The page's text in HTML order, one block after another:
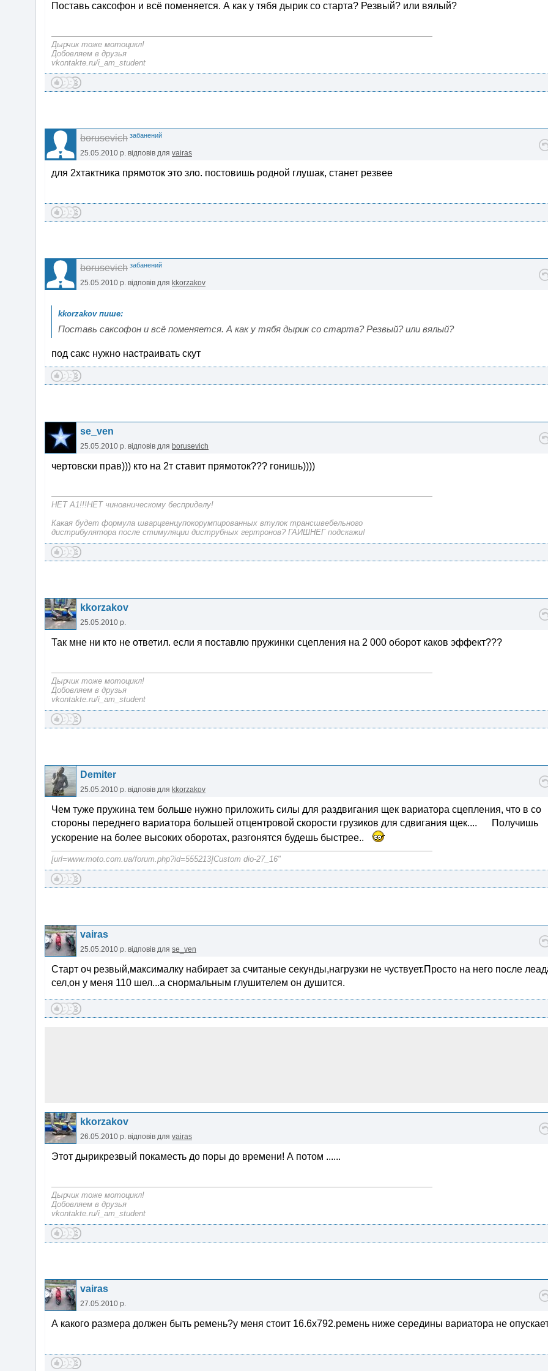
Поставь саксофон и всё поменяется. А как у тябя дырик со старта? Резвый? или вялый?
Дырчик тоже мотоцикл!
Добовляем в друзья
vkontakte.ru/i_am_student
borusevich забанений
25.05.2010 р. відповів для vairas
для 2хтактника прямоток это зло. постовишь родной глушак, станет резвее
borusevich забанений
25.05.2010 р. відповів для kkorzakov
Поставь саксофон и всё поменяется. А как у тябя дырик со старта? Резвый? или вялый?
под сакс нужно настраивать скут
se_ven
25.05.2010 р. відповів для borusevich
чертовски прав))) кто на 2т ставит прямоток??? гонишь))))
НЕТ А1!!!НЕТ чиновническому бесприделу!
Какая будет формула шварцгенцупокорумпированных втулок трансшвебельного
дистрибулятора после стимуляции диструбных гертронов? ГАИШНЕГ подскажи!
kkorzakov
25.05.2010 р.
Так мне ни кто не ответил. если я поставлю пружинки сцепления на 2 000 оборот каков эффект???
Дырчик тоже мотоцикл!
Добовляем в друзья
vkontakte.ru/i_am_student
Demiter
25.05.2010 р. відповів для kkorzakov
Чем туже пружина тем больше нужно приложить силы для раздвигания щек вариатора сцепления, что в со
стороны переднего вариатора большей отцентровой скорости грузиков для сдвигания щек.... Получишь
ускорение на более высоких оборотах, разгонятся будешь быстрее..
[url=www.moto.com.ua/forum.php?id=555213]Custom dio-27_16"
vairas
25.05.2010 р. відповів для se_ven
Старт оч резвый,максималку набирает за считаные секунды,нагрузки не чуствует.Просто на него после
сел,он у меня 110 шел...а снормальным глушителем он душится.
kkorzakov
26.05.2010 р. відповів для vairas
Этот дырикрезвый покаместь до поры до времени! А потом ......
Дырчик тоже мотоцикл!
Добовляем в друзья
vkontakte.ru/i_am_student
vairas
27.05.2010 р.
А какого размера должен быть ремень?у меня стоит 16.6x792.ремень ниже середины вариатора не